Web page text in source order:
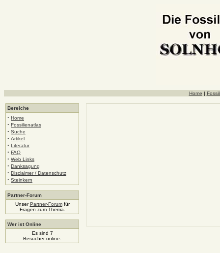
Home |
Bereiche
· Home
· Fossilienatlas
· Suche
· Artikel
· Literatur
· FAQ
· Web Links
· Danksagung
· Disclaimer / Datenschutz
· Steinkern
Partner-Forum
UnserPartner-Forumfür
Fragen zum Thema.
Wer ist Online
Es sind 7
Besucher online.